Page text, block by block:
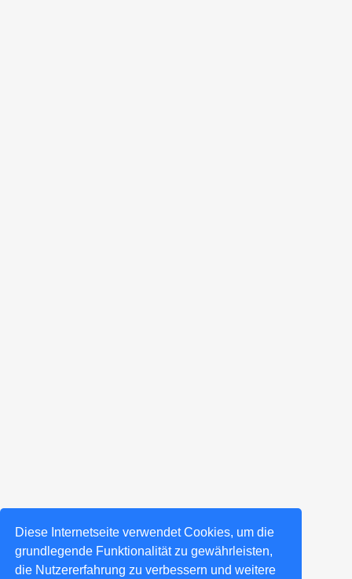
Diese Internetseite verwendet Cookies, um die
grundlegende Funktionalität zu gewährleisten,
die Nutzererfahrung zu verbessern und weitere